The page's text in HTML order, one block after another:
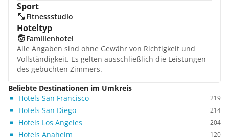
Sport
Fitnessstudio
Hoteltyp
Familienhotel
Alle Angaben sind ohne Gewähr von Richtigkeit und
Vollständigkeit. Es gelten ausschließlich die Leistungen
des gebuchten Zimmers.
Beliebte Destinationen im Umkreis
Hotels San Francisco
219
Hotels San Diego 214
Hotels Los Angeles 204
Hotels Anaheim 120